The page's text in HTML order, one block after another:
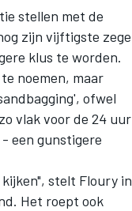
stellen met de
zijn vijftigste zege
klus te worden.
noemen, maar
ofwel
vlak voor de 24 uur
een gunstigere
stelt Floury in
Het roept ook